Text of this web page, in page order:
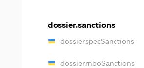
dossier.sanctions
dossier.specSanctions
dossier.rnboSanctions